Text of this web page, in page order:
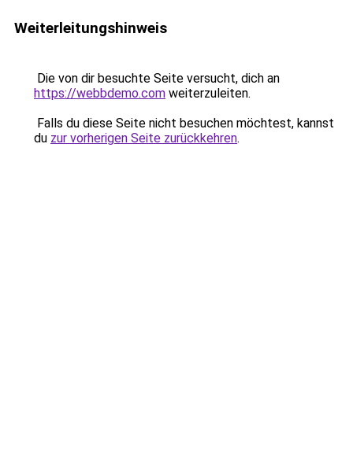
Weiterleitungshinweis
Die von dir besuchte Seite versucht, dich an
https://webbdemo.com weiterzuleiten.
Falls du diese Seite nicht besuchen möchtest, kannst
du zur vorherigen Seite zurückkehren.